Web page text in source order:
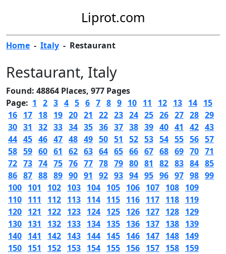
Liprot.com
Home - Italy - Restaurant
Restaurant, Italy
Found: 48864 Places, 977 Pages
Page: 1 2 3 4 5 6 7 8 9 10 11 12 13 14 15
16 17 18 19 20 21 22 23 24 25 26 27 28 29
30 31 32 33 34 35 36 37 38 39 40 41 42 43
44 45 46 47 48 49 50 51 52 53 54 55 56 57
58 59 60 61 62 63 64 65 66 67 68 69 70 71
72 73 74 75 76 77 78 79 80 81 82 83 84 85
86 87 88 89 90 91 92 93 94 95 96 97 98 99
100 101 102 103 104 105 106 107 108 109
110 111 112 113 114 115 116 117 118 119
120 121 122 123 124 125 126 127 128 129
130 131 132 133 134 135 136 137 138 139
140 141 142 143 144 145 146 147 148 149
150 151 152 153 154 155 156 157 158 159